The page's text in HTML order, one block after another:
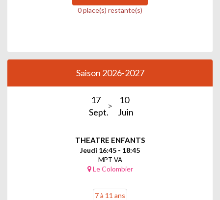
0 place(s) restante(s)
Saison 2026-2027
17
Sept.
10
Juin
THEATRE ENFANTS
Jeudi 16:45 - 18:45
MPT VA
Le Colombier
7 à 11 ans